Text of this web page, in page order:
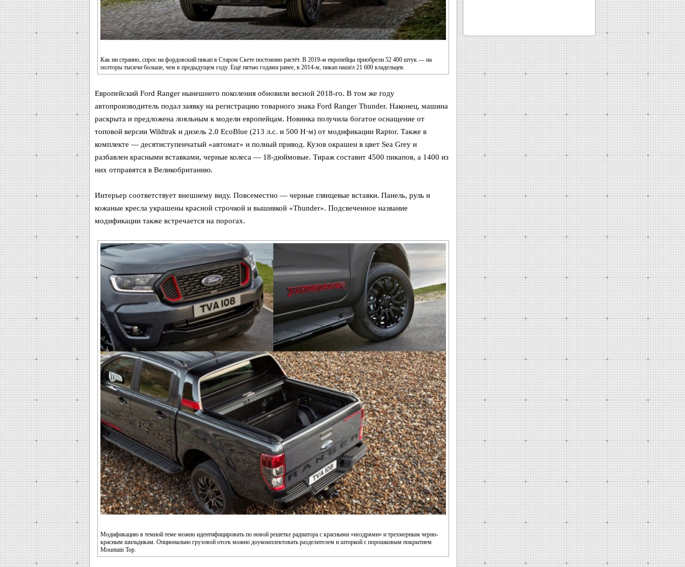
Как ни странно, спрос на фордовский пикап в Старом Свете постоянно растёт. В 2019-м европейцы приобрели 52 400 штук — на
полторы тысячи больше, чем в предыдущем году. Ещё пятью годами ранее, в 2014-м, пикап нашёл 21 600 владельцев.
Европейский Ford Ranger нынешнего поколения обновили весной 2018-го. В том же году
автопроизводитель подал заявку на регистрацию товарного знака Ford Ranger Thunder. Наконец, машина
раскрыта и предложена лояльным к модели европейцам. Новинка получила богатое оснащение от
топовой версии Wildtrak и дизель 2.0 EcoBlue (213 л.с. и 500 Н·м) от модификации Raptor. Также в
комплекте — десятиступенчатый «автомат» и полный привод. Кузов окрашен в цвет Sea Grey и
разбавлен красными вставками, черные колеса — 18-дюймовые. Тираж составит 4500 пикапов, а 1400 из
них отправятся в Великобританию.
Интерьер соответствует внешнему виду. Повсеместно — черные глянцевые вставки. Панель, руль и
кожаные кресла украшены красной строчкой и вышивкой «Thunder». Подсвеченное название
модификации также встречается на порогах.
Модификацию в темной теме можно идентифицировать по новой решетке радиатора с красными «ноздрями» и трехмерным черно-
красным шильдикам. Опционально грузовой отсек можно доукомплектовать разделителем и шторкой с порошковым покрытием
Mountain Top.